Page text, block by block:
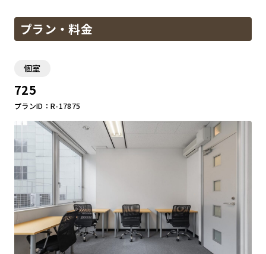
プラン・料金
個室
725
プランID：R-17875